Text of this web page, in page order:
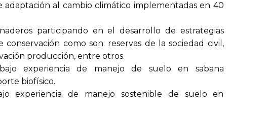
adaptación al cambio climático implementadas en 40
participando en el desarrollo de estrategias
conservación como son: reservas de la sociedad civil,
producción, entre otros.
experiencia de manejo de suelo en sabana
biofísico.
experiencia de manejo sostenible de suelo en